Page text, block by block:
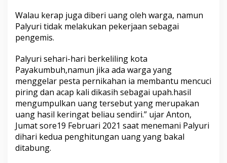
Walau kerap juga diberi uang oleh warga, namun
Palyuri tidak melakukan pekerjaan sebagai
pengemis.
Palyuri sehari-hari berkeliling kota
Payakumbuh,namun jika ada warga yang
menggelar pesta pernikahan ia membantu mencuci
piring dan acap kali dikasih sebagai upah.hasil
mengumpulkan uang tersebut yang merupakan
uang hasil keringat beliau sendiri.” ujar Anton,
Jumat sore19 Februari 2021 saat menemani Palyuri
dihari kedua penghitungan uang yang bakal
ditabung.